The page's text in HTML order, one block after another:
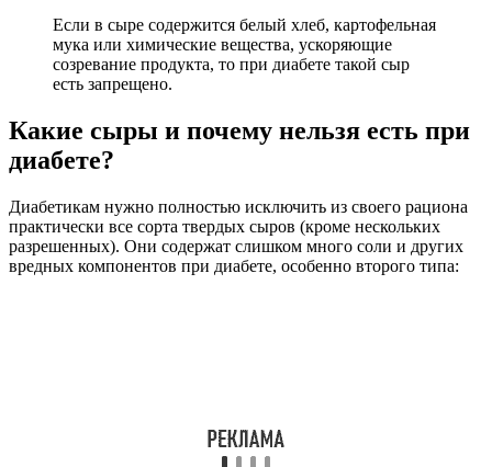
Если в сыре содержится белый хлеб, картофельная
мука или химические вещества, ускоряющие
созревание продукта, то при диабете такой сыр
есть запрещено.
Какие сыры и почему нельзя есть при
диабете?
Диабетикам нужно полностью исключить из своего рациона
практически все сорта твердых сыров (кроме нескольких
разрешенных). Они содержат слишком много соли и других
вредных компонентов при диабете, особенно второго типа: